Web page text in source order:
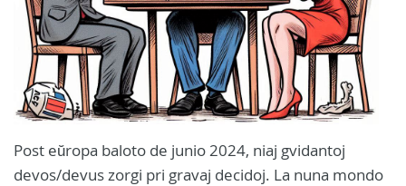
Post eŭropa baloto de junio 2024, niaj gvidantoj
devos/devus zorgi pri gravaj decidoj. La nuna mondo